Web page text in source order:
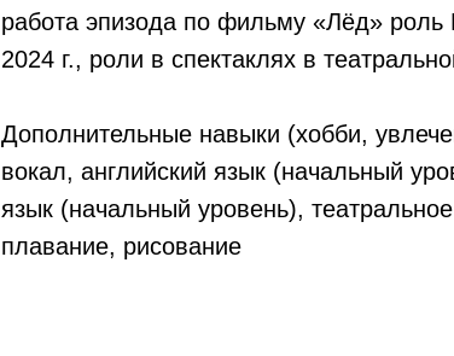
работа эпизода по фильму «Лёд» роль
2024 г., роли в спектаклях в
Дополнительные навыки (хобби,
вокал, английский язык (начальный
язык (начальный уровень), театральное
плавание, рисование